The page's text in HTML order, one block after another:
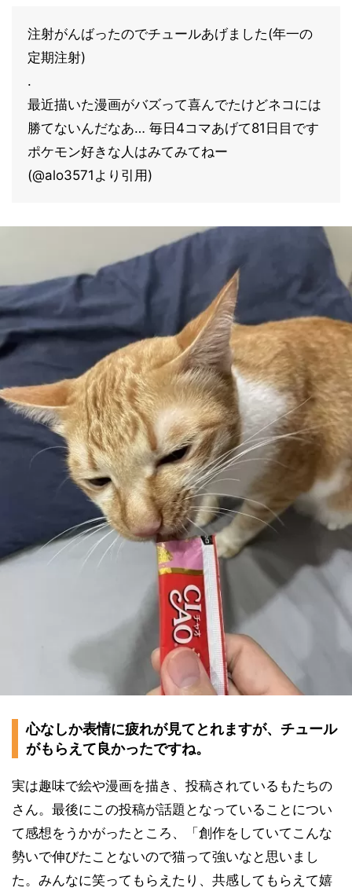
注射がんばったのでチュールあげました(年一の
定期注射)
.
最近描いた漫画がバズって喜んでたけどネコには
勝てないんだなあ… 毎日4コマあげて81日目です
ポケモン好きな人はみてみてねー
(@alo3571より引用)
心なしか表情に疲れが見てとれますが、チュール
がもらえて良かったですね。
実は趣味で絵や漫画を描き、投稿されているもたちの
さん。最後にこの投稿が話題となっていることについ
て感想をうかがったところ、「創作をしていてこんな
勢いで伸びたことないので猫って強いなと思いまし
た。みんなに笑ってもらえたり、共感してもらえて嬉